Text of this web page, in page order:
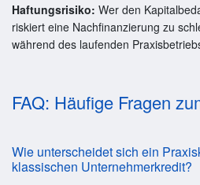
Haftungsrisiko: Wer den
riskiert eine Nachfinanzierung zu
während des laufenden
FAQ: Häufige Fragen
Wie unterscheidet sich ein
klassischen Unternehmerkredit?